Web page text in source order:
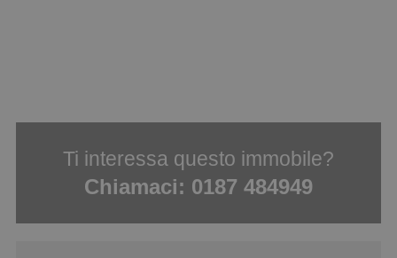
Ti interessa questo immobile?
Chiamaci: 0187 484949